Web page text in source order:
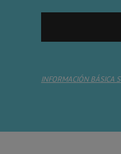
INFORMACIÓN BÁSICA